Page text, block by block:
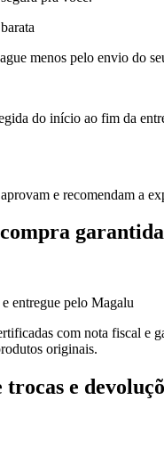
menos pelo envio do
do início ao fim da
e recomendam a
garantida
entregue pelo Magalu
com nota fiscal e
originais.
e